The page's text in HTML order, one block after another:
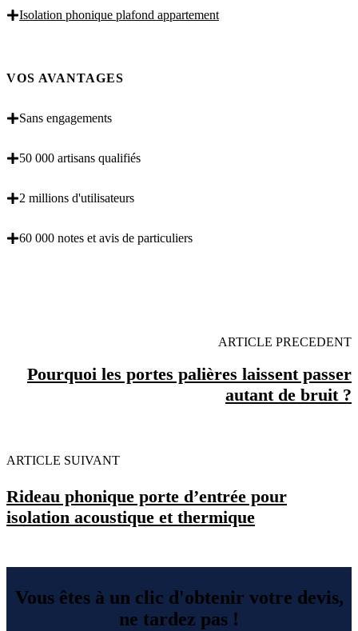
Isolation phonique plafond appartement
VOS AVANTAGES
Sans engagements
50 000 artisans qualifiés
2 millions d'utilisateurs
60 000 notes et avis de particuliers
ARTICLE PRECEDENT
Pourquoi les portes palières laissent passer
autant de bruit ?
ARTICLE SUIVANT
Rideau phonique porte d’entrée pour
isolation acoustique et thermique
Vous êtes à un clic d'obtenir votre devis,
ne tardez pas !